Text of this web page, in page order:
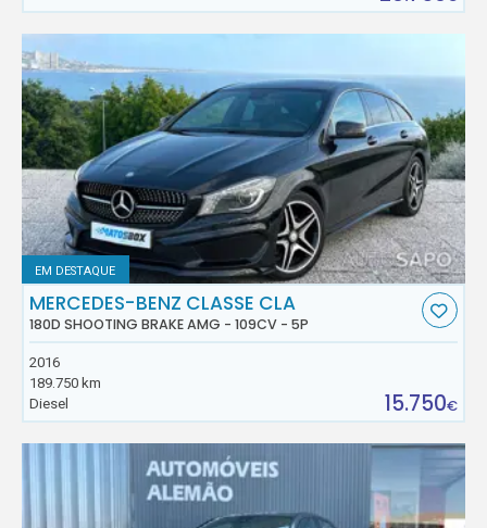
EM DESTAQUE
MERCEDES-BENZ CLASSE CLA
180D SHOOTING BRAKE AMG - 109CV - 5P
2016
189.750 km
Diesel
15.750€